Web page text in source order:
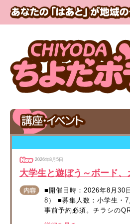
2026年8月5日
大学生と遊ぼう～ボード
■開催日時：2026年8月30
8） ■募集人数：小学生・
事前予約必須。チラシの